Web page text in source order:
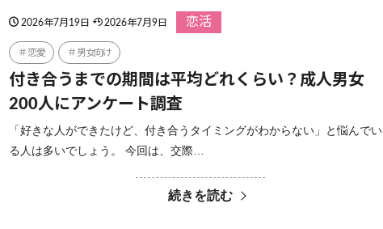
2026年7月19日 2026年7月9日 恋活
恋愛 男女向け
付き合うまでの期間は平均どれくらい？成人男女
200人にアンケート調査
「好きな人ができたけど、付き合うタイミングがわからない」と悩んでい
る人は多いでしょう。 今回は、交際…
続きを読む